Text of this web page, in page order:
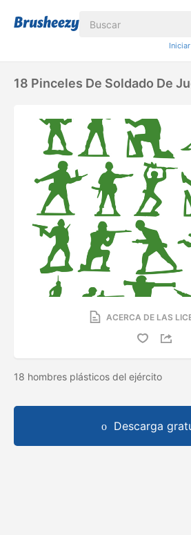
18 Pinceles De Soldado De
ACERCA DE LAS
18 hombres plásticos del ejército
Descarga